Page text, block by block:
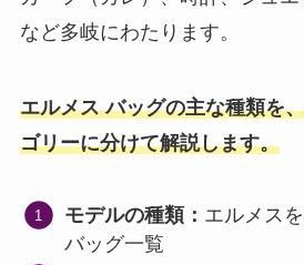
など多岐にわたります。
エルメス バッグの主な種類を
ゴリーに分けて解説します。
モデルの種類： エルメス
バッグ一覧